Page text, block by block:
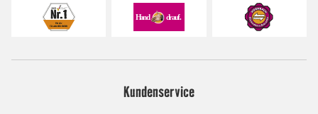
Kundenservice